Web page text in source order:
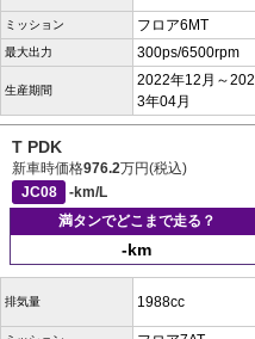
ミッション フロア6MT
最大出力 300ps/6500rpm
生産期間
2022年12月～202
3年04月
T PDK
新車時価格976.2万円(税込)
JC08
-km/L
満タンでどこまで走る？
-km
排気量 1988cc